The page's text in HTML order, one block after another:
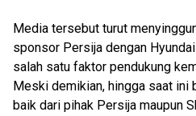
Media tersebut turut
sponsor Persija dengan
salah satu faktor pendukung
Meski demikian, hingga saat ini
baik dari pihak Persija maupun